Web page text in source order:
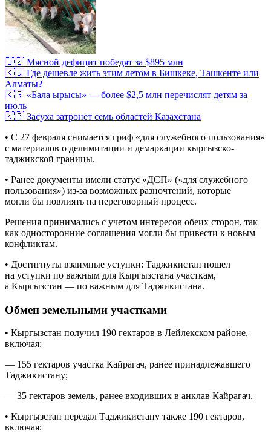
🇺🇿 Мясной дефицит победят за $895 млн
🇰🇬 Где дешевле жить этим летом в Бишкеке, Ташкенте или
Алматы?
🇰🇬 «Бала ырысы» — более $2,5 млн перечислят детям за
июль
🇰🇿 Засуха затронет семь областей Казахстана
• С 27 февраля снимается гриф «для служебного пользования»
с материалов о делимитации и демаркации кыргызско-
таджикской границы.
• Ранее документы имели статус «ДСП» («для служебного
пользования») из-за возможных разночтений, которые
могли бы повлиять на переговорный процесс.
Решения принимались с учетом интересов обеих сторон, так
как односторонние соглашения могли бы привести к новым
конфликтам.
• Достигнуты взаимные уступки: Таджикистан пошел
на уступки по важным для Кыргызстана участкам,
а Кыргызстан — по важным для Таджикистана.
Обмен земельными участками
• Кыргызстан получил 190 гектаров в Лейлекском районе,
включая:
— 155 гектаров участка Кайрагач, ранее принадлежавшего
Таджикистану;
— 35 гектаров земель, ранее входивших в анклав Кайрагач.
• Кыргызстан передал Таджикистану также 190 гектаров,
включая: